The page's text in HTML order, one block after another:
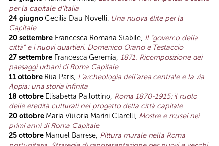
per la capitale d’Italia
24 giugno Cecilia Dau Novelli, Una nuova élite per la
Capitale
20 settembre Francesca Romana Stabile, Il “governo della
città” e i nuovi quartieri. Domenico Orano e Testaccio
27 settembre Francesca Geremia, 1871. Ricomposizione dei
paesaggi urbani di Roma Capitale
11 ottobre Rita Paris, L’archeologia dell’area centrale e la via
Appia: una storia infinita
18 ottobre Elisabetta Pallottino, Roma 1870-1915: il ruolo
delle eredità culturali nel progetto della città capitale
20 ottobre Maria Vittoria Marini Clarelli, Mostre e musei nei
primi anni di Roma Capitale
25 ottobre Manuel Barrese, Pittura murale nella Roma